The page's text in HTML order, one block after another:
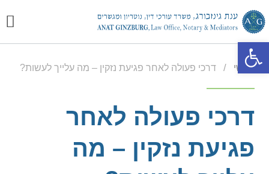
ראשי / דרכי פעולה לאחר פגיעת נזקין – מה עלייך לעשות?
דרכי פעולה לאחר
פגיעת נזקין – מה
פתח סרגל נגישות